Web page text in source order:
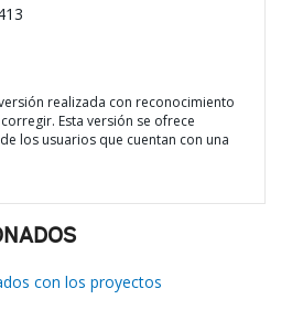
realizada con reconocimiento
Esta versión se ofrece
los usuarios que cuentan con una
con los proyectos